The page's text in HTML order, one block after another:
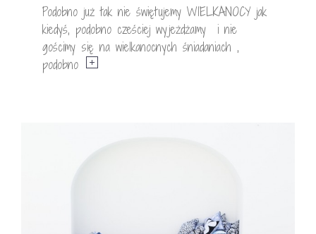
Podobno już tak nie świętujemy WIELKANOCY jak
kiedyś, podobno cześciej wyjeżdżamy i nie
gościmy się na wielkanocnych śniadaniach ,
podobno